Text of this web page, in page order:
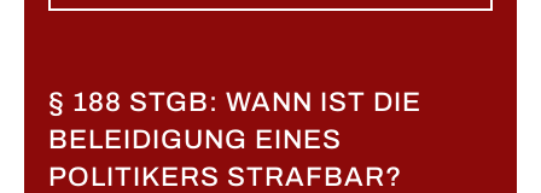
§ 188 STGB: WANN IST DIE
BELEIDIGUNG EINES
POLITIKERS STRAFBAR?